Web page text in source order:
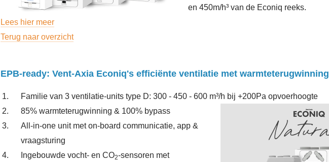
en 450m/h³ van de Econiq reeks.
Lees hier meer
Terug naar overzicht
EPB-ready: Vent-Axia Econiq's efficiënte ventilatie met warmteterugwinning
Familie van 3 ventilatie-units type D: 300 - 450 - 600 m³/h bij +200Pa opvoerhoogte
85% warmteterugwinning & 100% bypass
All-in-one unit met on-board communicatie, app &
vraagsturing
Ingebouwde vocht- en CO2-sensoren met